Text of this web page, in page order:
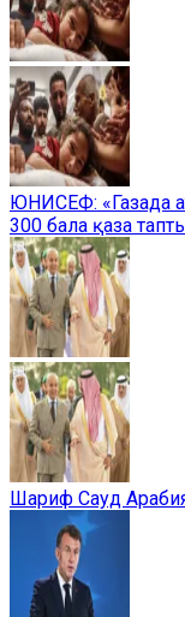
ЮНИСЕФ: «Газада
300 бала қаза
Шариф Сауд